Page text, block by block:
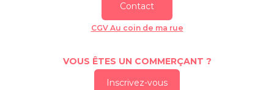
Contact
CGV Au coin de ma rue
VOUS ÊTES UN COMMERÇANT ?
Inscrivez-vous